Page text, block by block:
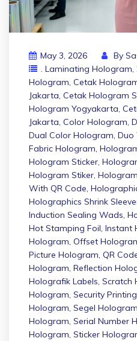
May 3, 2026 By
. Laminating Hologram,
Hologram, Cetak
Jakarta, Cetak Hologram
Hologram Yogyakarta,
Jakarta, Color Hologram,
Dual Color Hologram, Duo
Fabric Hologram,
Hologram Sticker,
Hologram Stiker,
With QR Code,
Holographics Shrink
Induction Sealing Wads,
Hot Stamping Foil, Instant
Hologram, Offset
Picture Hologram, QR
Hologram, Reflection
Holografik Labels, Scratch
Hologram, Security Printing
Hologram, Segel Hologram
Hologram, Serial Number
Hologram, Sticker